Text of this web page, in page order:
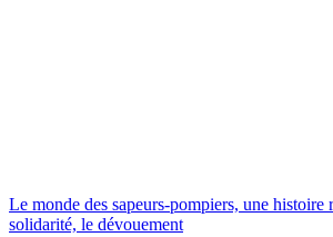
Le monde des sapeurs-pompiers, une histoire
solidarité, le dévouement